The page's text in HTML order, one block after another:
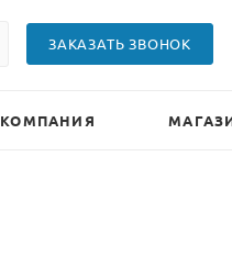
ЗАКАЗАТЬ ЗВОНОК
КОМПАНИЯ